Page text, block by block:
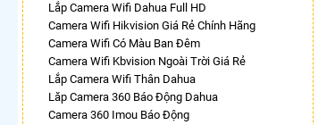
Lắp Camera Wifi Dahua Full HD
Camera Wifi Hikvision Giá Rẻ Chính Hãng
Camera Wifi Có Màu Ban Đêm
Camera Wifi Kbvision Ngoài Trời Giá Rẻ
Lắp Camera Wifi Thân Dahua
Lăp Camera 360 Báo Động Dahua
Camera 360 Imou Báo Động